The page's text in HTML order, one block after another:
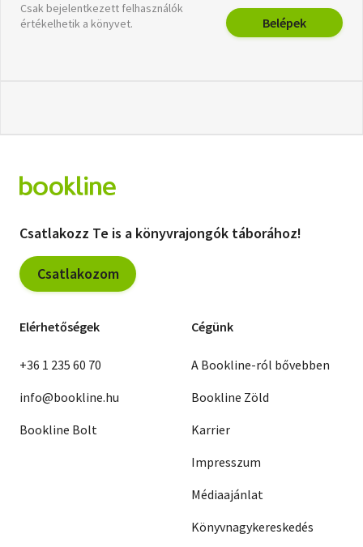
Csak bejelentkezett felhasználók
értékelhetik a könyvet.
Belépek
Csatlakozz Te is a könyvrajongók táborához!
Csatlakozom
Elérhetőségek
+36 1 235 60 70
info@bookline.hu
Bookline Bolt
Cégünk
A Bookline-ról bővebben
Bookline Zöld
Karrier
Impresszum
Médiaajánlat
Könyvnagykereskedés